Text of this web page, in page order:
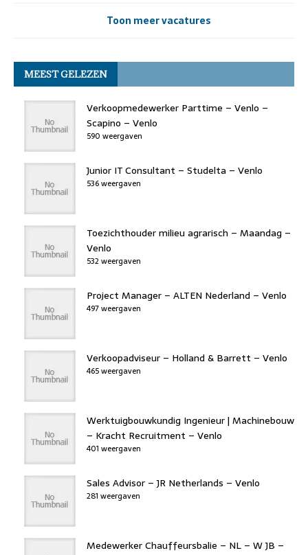
Toon meer vacatures
MEEST GELEZEN
Verkoopmedewerker Parttime – Venlo –
Scapino – Venlo
590 weergaven
Junior IT Consultant – Studelta – Venlo
536 weergaven
Toezichthouder milieu agrarisch – Maandag –
Venlo
532 weergaven
Project Manager – ALTEN Nederland – Venlo
497 weergaven
Verkoopadviseur – Holland & Barrett – Venlo
465 weergaven
Werktuigbouwkundig Ingenieur | Machinebouw
– Kracht Recruitment – Venlo
401 weergaven
Sales Advisor – JR Netherlands – Venlo
281 weergaven
Medewerker Chauffeursbalie – NL – W JB –